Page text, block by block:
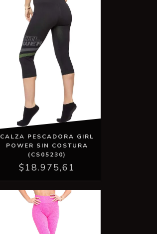
CALZA PESCADORA GIRL
POWER SIN COSTURA
(CS05230)
$18.975,61